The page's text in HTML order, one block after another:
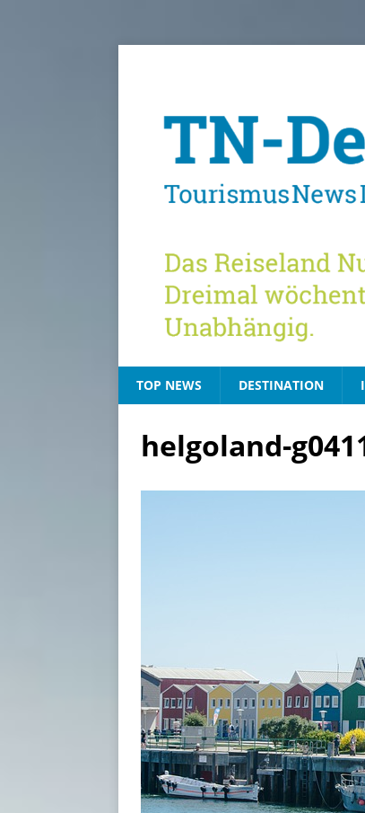
TOP NEWS DESTINATION
helgoland-